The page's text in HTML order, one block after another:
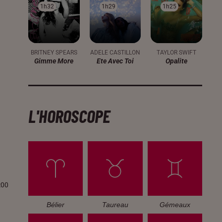
1h32
1h32
BRITNEY SPEARS
Gimme More
1h29
1h29
ADELE CASTILLON
Ete Avec Toi
1h25
1h25
TAYLOR SWIFT
Opalite
L'HOROSCOPE
Bélier Taureau Gémeaux